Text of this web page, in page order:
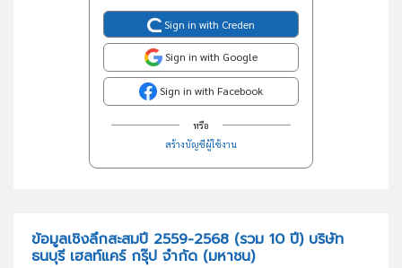
Sign in with Creden
Sign in with Google
Sign in with Facebook
หรือ
สร้างบัญชีผู้ใช้งาน
ข้อมูลเชิงลึกสะสมปี 2559-2568 (รวม 10 ปี) บริษัท
ธนบุรี เฮลท์แคร์ กรุ๊ป จำกัด (มหาชน)